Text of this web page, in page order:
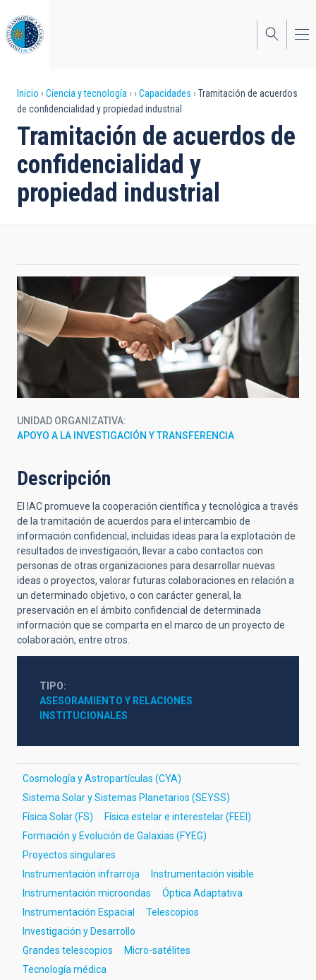
al
contenido
principal
Sobrescribir
enlaces
de
ayuda
a
Inicio Ciencia y tecnología Capacidades
Tramitación de acuerdos
de confidencialidad y propiedad industrial
Tramitación de acuerdos de
confidencialidad y
propiedad industrial
UNIDAD ORGANIZATIVA
APOYO A LA INVESTIGACIÓN Y TRANSFERENCIA
Descripción
El IAC promueve la cooperación científica y tecnológica a través
de la tramitación de acuerdos para el intercambio de
información confidencial, incluidas ideas para la explotación de
resultados de investigación, llevar a cabo contactos con
personas de otras organizaciones para desarrollar nuevas
ideas o proyectos, valorar futuras colaboraciones en relación a
un determinado objetivo, o con carácter general, la
preservación en el ámbito confidencial de determinada
información que se comparta en el marco de un proyecto de
colaboración, entre otros.
TIPO
ASESORAMIENTO Y RELACIONES
INSTITUCIONALES
Cosmología y Astropartículas (CYA)
Sistema Solar y Sistemas Planetarios (SEYSS)
Física Solar (FS)
Física estelar e interestelar (FEEI)
Formación y Evolución de Galaxias (FYEG)
Proyectos singulares
Instrumentación infrarroja
Instrumentación visible
Instrumentación microondas
Óptica Adaptativa
Instrumentación Espacial
Telescopios
Investigación y Desarrollo
Grandes telescopios
Micro-satélites
Tecnología médica